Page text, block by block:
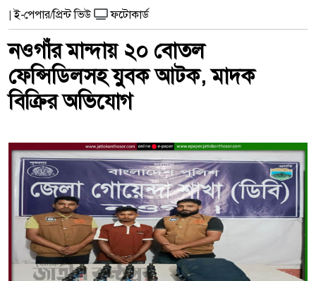
| ই-পেপার/প্রিন্ট ভিউ ফটোকার্ড
নওগাঁর মান্দায় ২০ বোতল
ফেন্সিডিলসহ যুবক আটক, মাদক
বিক্রির অভিযোগ